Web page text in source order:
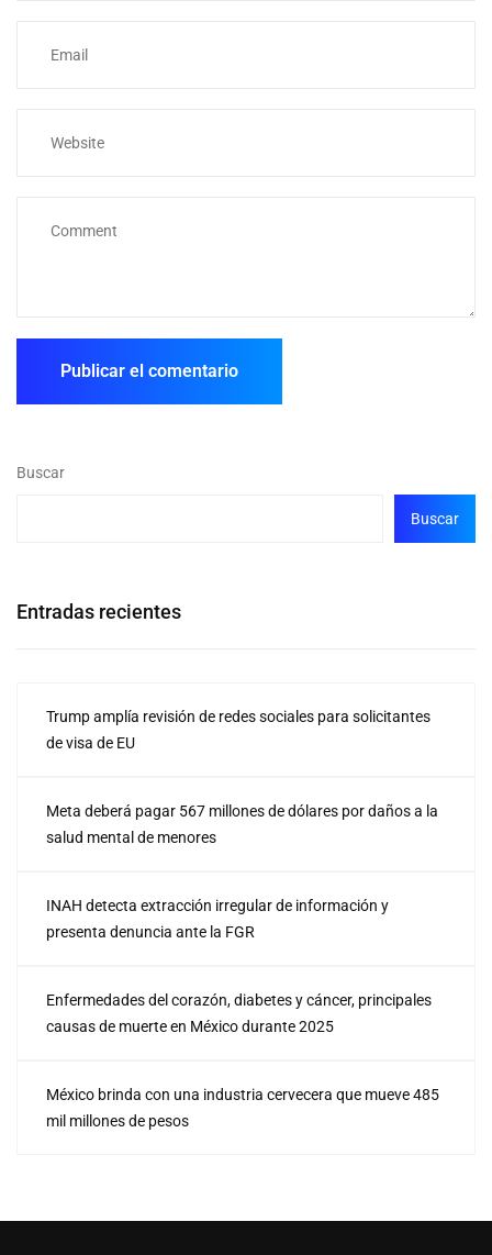
Buscar
Buscar
Entradas recientes
Trump amplía revisión de redes sociales para solicitantes
de visa de EU
Meta deberá pagar 567 millones de dólares por daños a la
salud mental de menores
INAH detecta extracción irregular de información y
presenta denuncia ante la FGR
Enfermedades del corazón, diabetes y cáncer, principales
causas de muerte en México durante 2025
México brinda con una industria cervecera que mueve 485
mil millones de pesos